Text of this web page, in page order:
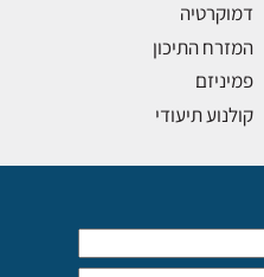
דמוקרטיה
המזרח התיכון
פמיניזם
קולנוע תיעודי